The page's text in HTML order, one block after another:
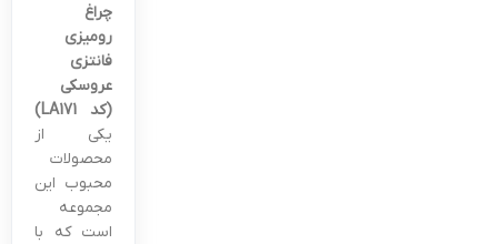
چراغ
رومیزی
فانتزی
عروسکی
(کد LA171)
یکی از
محصولات
محبوب این
مجموعه
است که با